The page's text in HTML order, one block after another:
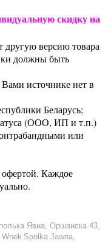
скидку на
другую версию товара
должны быть
Вами источнике нет в
Беларусь;
(ООО, ИП и т.п.)
или
Каждое
Явна, Оршанска 43,
Spolka Jawna,